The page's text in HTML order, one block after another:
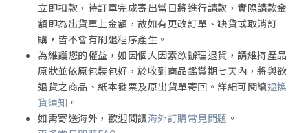
立即扣款，待訂單完成寄出當日將進行請款，實際請款金
額即為出貨單上金額，故如有更改訂單、缺貨或取消訂
購，皆不會有刷退程序產生。
為維護您的權益，如因個人因素欲辦理退貨，請維持產品
原狀並依原包裝包好，於收到商品鑑賞期七天內，將與欲
退貨之商品、紙本發票及原出貨單寄回。詳細可閱讀退換
貨須知 。
如需寄送海外，歡迎閱讀海外訂購常見問題 。